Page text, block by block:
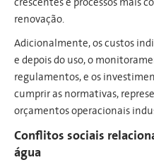
renovação.
Adicionalmente, os custos
e depois do uso, o
regulamentos, e os
cumprir as normativas,
orçamentos operacionais
Conflitos sociais
água